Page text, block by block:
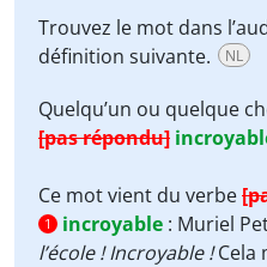
Trouvez le mot dans
définition suivante.
NL
Quelqu’un ou quelque
[pas répondu]
Ce mot vient du verbe
1 incroyable : Muriel
l’école ! Incroyable !Cela